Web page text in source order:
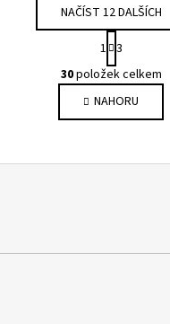
O
v
l
á
a
NAČÍST 12 DALŠÍCH
S
t
r
á
n
k
1 3
30položek celkem
NAHORU